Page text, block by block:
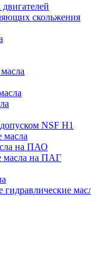
скольжения
NSF H1
масла
на ПАО
масла на ПАГ